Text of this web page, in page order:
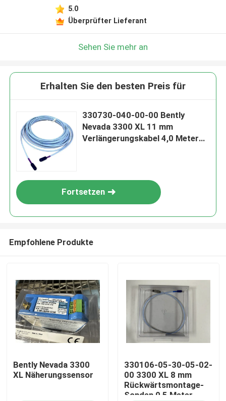
5.0
Überprüfter Lieferant
Sehen Sie mehr an
Erhalten Sie den besten Preis für
330730-040-00-00 Bently
Nevada 3300 XL 11 mm
Verlängerungskabel 4,0 Meter
Fortsetzen
Empfohlene Produkte
Bently Nevada 3300
XL Näherungssensor
330106-05-30-05-02-
00 3300 XL 8 mm
Rückwärtsmontage-
Sonden 0,5 Meter